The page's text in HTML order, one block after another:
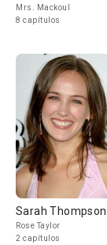
Mrs. Mackoul
8 capítulos
Sarah Thompson
Rose Taylor
2 capítulos